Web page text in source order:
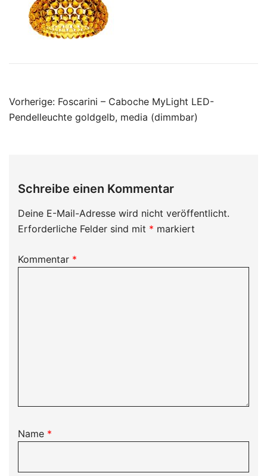
Beitragsnavigation
Vorherige: Foscarini – Caboche MyLight LED-
Pendelleuchte goldgelb, media (dimmbar)
Schreibe einen Kommentar
Deine E-Mail-Adresse wird nicht veröffentlicht.
Erforderliche Felder sind mit * markiert
Kommentar *
Name *